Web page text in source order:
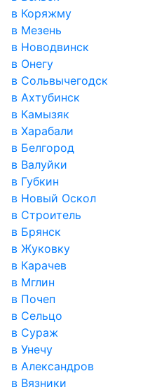
в Коряжму
в Мезень
в Новодвинск
в Онегу
в Сольвычегодск
в Ахтубинск
в Камызяк
в Харабали
в Белгород
в Валуйки
в Губкин
в Новый Оскол
в Строитель
в Брянск
в Жуковку
в Карачев
в Мглин
в Почеп
в Сельцо
в Сураж
в Унечу
в Александров
в Вязники